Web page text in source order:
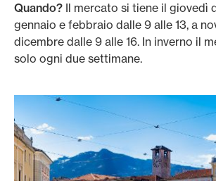
Quando? Il mercato si tiene il giovedì
gennaio e febbraio dalle 9 alle 13, a
dicembre dalle 9 alle 16. In inverno il
solo ogni due settimane.